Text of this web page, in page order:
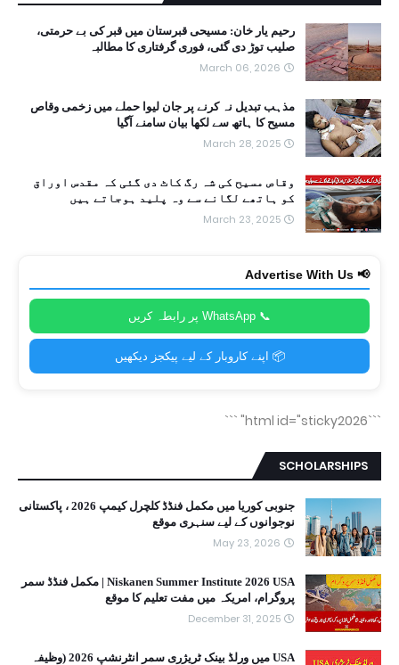
رحیم یار خان: مسیحی قبرستان میں قبر کی بے حرمتی،
صلیب توڑ دی گئی، فوری گرفتاری کا مطالبہ
March 06, 2026
مذہب تبدیل نہ کرنے پر جان لیوا حملے میں زخمی وقاص
مسیح کا ہاتھ سے لکھا بیان سامنے آگیا
March 28, 2025
وقاص مسیح کی شہ رگ کاٹ دی گئی کہ مقدس اوراق
کو ہاتھے لگانے سے وہ پلید ہوجاتے ہیں
March 23, 2025
📢 Advertise With Us
📞 WhatsApp پر رابطہ کریں
📦 اپنے کاروبار کے لیے پیکجز دیکھیں
```html id="sticky2026"
```
SCHOLARSHIPS
جنوبی کوریا میں مکمل فنڈڈ کلچرل کیمپ 2026 ، پاکستانی
نوجوانوں کے لیے سنہری موقع
May 23, 2026
Niskanen Summer Institute 2026 USA | مکمل فنڈڈ سمر
پروگرام، امریکہ میں مفت تعلیم کا موقع
December 31, 2025
USA میں ورلڈ بینک ٹریژری سمر انٹرنشپ 2026 (وظیفہ